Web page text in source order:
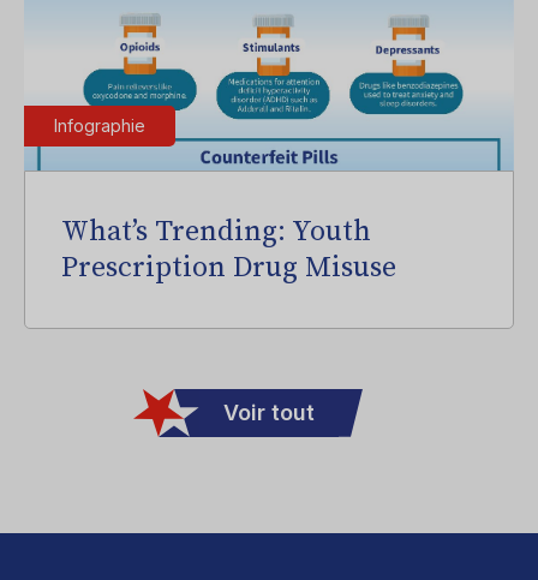
Infographie
What’s Trending: Youth
Prescription Drug Misuse
Voir tout